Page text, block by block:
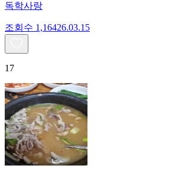
독학사랑
조회수 1,16426.03.15
17